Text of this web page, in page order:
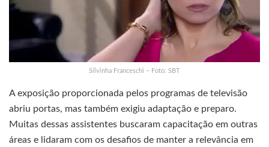
Silvinha Franceschi – Foto: SBT
A exposição proporcionada pelos programas de televisão
abriu portas, mas também exigiu adaptação e preparo.
Muitas dessas assistentes buscaram capacitação em outras
áreas e lidaram com os desafios de manter a relevância em